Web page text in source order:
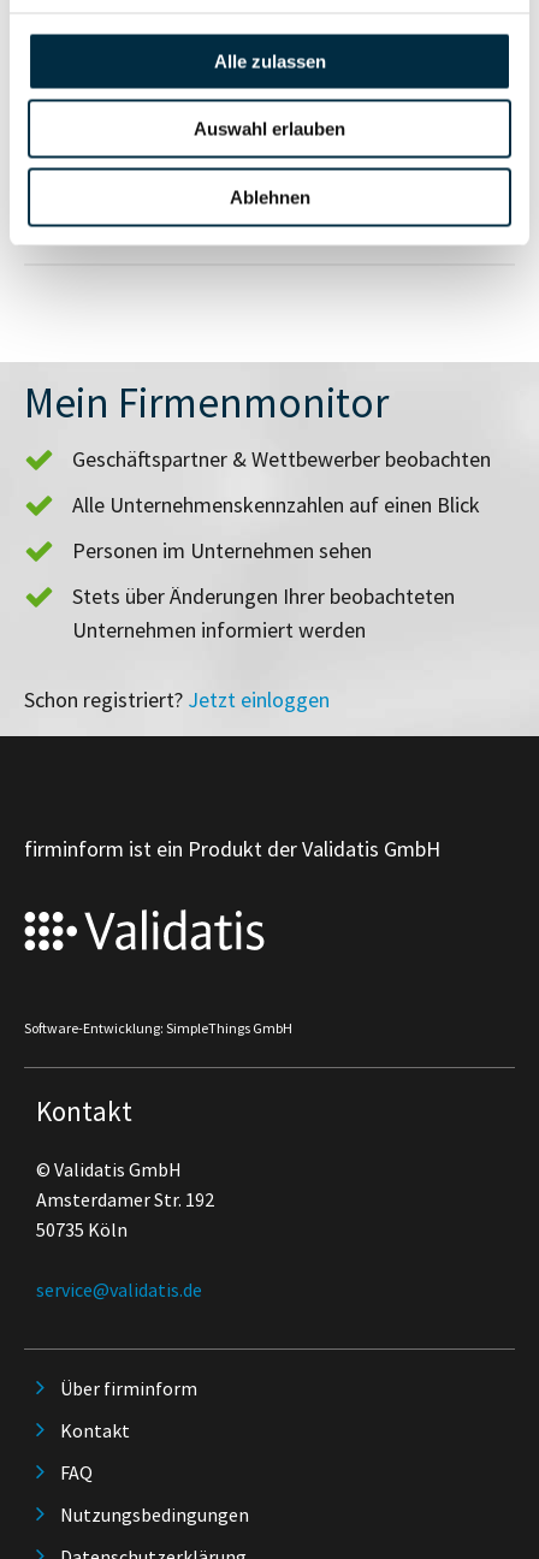
Alle zulassen
Auswahl erlauben
Ablehnen
Insolvenzinformationen
Unternehmensprofil
anfragen
Branchen- und
Vollständiges
Unternehmensprofil
anfragen
Mein Firmenmonitor
Geschäftspartner & Wettbewerber beobachten
Alle Unternehmenskennzahlen auf einen Blick
Personen im Unternehmen sehen
Stets über Änderungen Ihrer beobachteten
Unternehmen informiert werden
Schon registriert? Jetzt einloggen
firminform ist ein Produkt der Validatis GmbH
Software-Entwicklung: SimpleThings GmbH
Kontakt
© Validatis GmbH
Amsterdamer Str. 192
50735 Köln
service@validatis.de
Über firminform
Kontakt
FAQ
Nutzungsbedingungen